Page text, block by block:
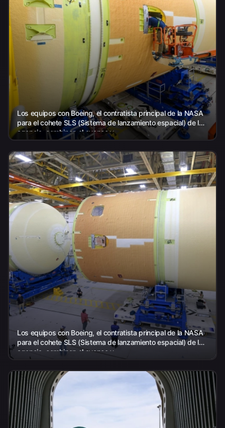
Los equipos con Boeing, el contratista principal de la NASA
para el cohete SLS (Sistema de lanzamiento espacial) de la
agencia, combinan el avance y...
Los equipos con Boeing, el contratista principal de la NASA
para el cohete SLS (Sistema de lanzamiento espacial) de la
agencia, combinan el avance y...